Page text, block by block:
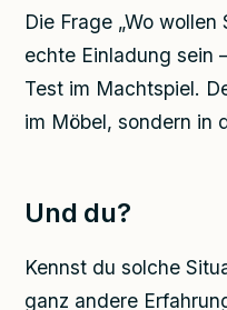
Die Frage „Wo
echte Einladung sein
Test im Machtspiel.
im Möbel, sondern in
Und du?
Kennst du solche
ganz andere